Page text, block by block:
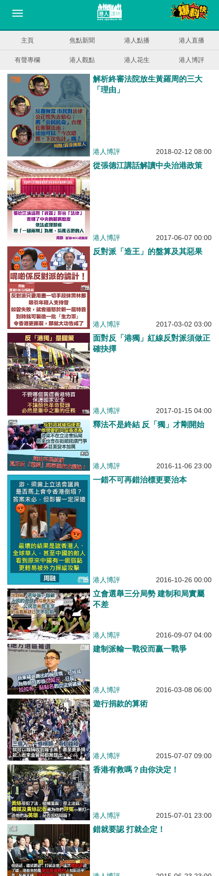
主頁 焦點新聞 港人點播 港人直播
有聲專欄 港人觀點 港人花生 港人博評
解析終審法院放生黃羅周的三大
「理由」
港人博評 2018-02-12 08:00
從張德江講話解讀中央治港政策
港人博評 2017-06-07 00:00
反對派「造王」的盤算及其惡果
港人博評 2017-03-02 03:00
面對反「港獨」紅線反對派須做正
確抉擇
港人博評 2017-01-15 04:00
釋法不是終結 反「獨」才剛開始
港人博評 2016-11-06 23:00
一錯不可再錯治標更要治本
港人博評 2016-10-26 00:00
立會選舉三分局勢 建制和局實屬
不差
港人博評 2016-09-07 04:00
建制派輸一戰役而贏一戰爭
港人博評 2016-03-08 06:00
遊行捐款的算術
港人博評 2015-07-07 09:00
香港有救嗎？由你決定！
港人博評 2015-07-01 23:00
錯就要認 打就企定！